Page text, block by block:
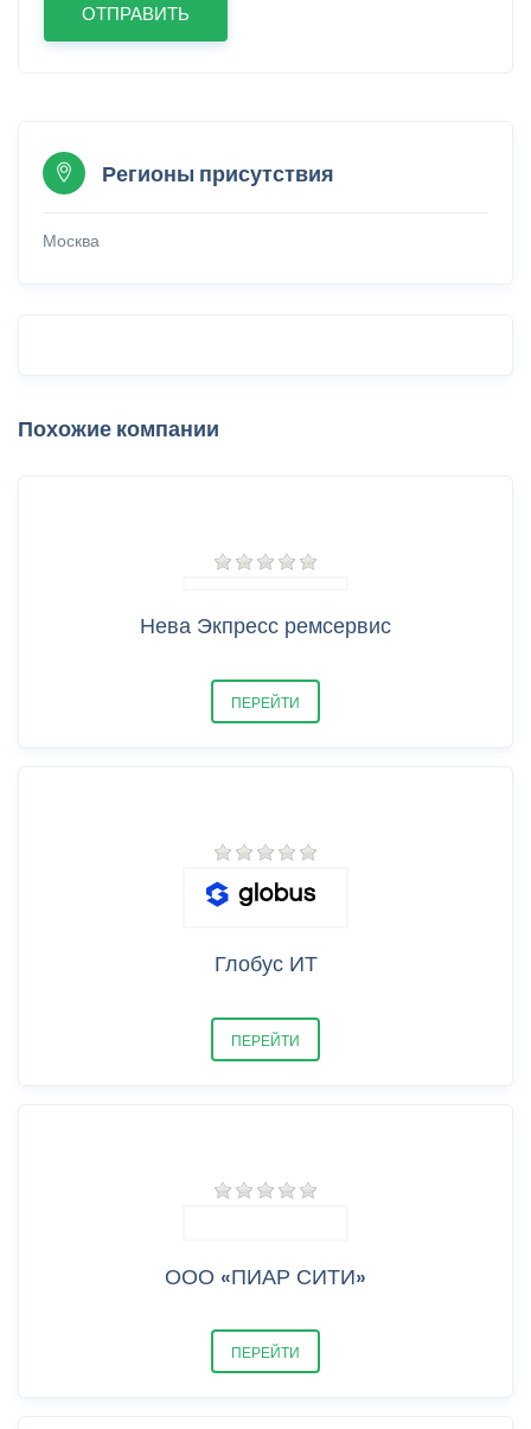
Регионы присутствия
Москва
Похожие компании
Нева Экпресс ремсервис
ПЕРЕЙТИ
Глобус ИТ
ПЕРЕЙТИ
ООО «ПИАР СИТИ»
ПЕРЕЙТИ